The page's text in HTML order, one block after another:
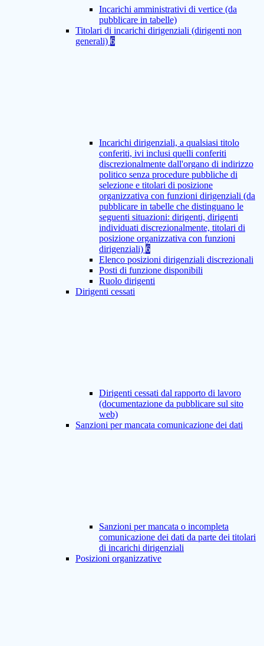
Incarichi amministrativi di vertice (da
pubblicare in tabelle)
Titolari di incarichi dirigenziali (dirigenti non
generali) 6
Incarichi dirigenziali, a qualsiasi titolo
conferiti, ivi inclusi quelli conferiti
discrezionalmente dall'organo di indirizzo
politico senza procedure pubbliche di
selezione e titolari di posizione
organizzativa con funzioni dirigenziali (da
pubblicare in tabelle che distinguano le
seguenti situazioni: dirigenti, dirigenti
individuati discrezionalmente, titolari di
posizione organizzativa con funzioni
dirigenziali) 6
Elenco posizioni dirigenziali discrezionali
Posti di funzione disponibili
Ruolo dirigenti
Dirigenti cessati
Dirigenti cessati dal rapporto di lavoro
(documentazione da pubblicare sul sito
web)
Sanzioni per mancata comunicazione dei dati
Sanzioni per mancata o incompleta
comunicazione dei dati da parte dei titolari
di incarichi dirigenziali
Posizioni organizzative